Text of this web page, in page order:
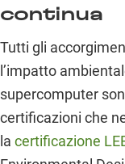
continua
Tutti gli
l’impatto
supercomputer
certificazioni che
la certificazione